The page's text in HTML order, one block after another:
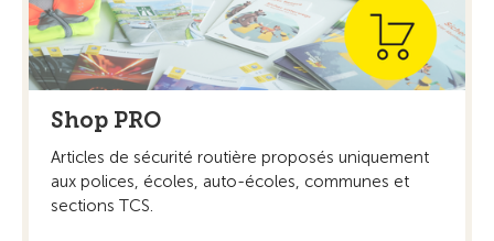
Shop PRO
Articles de sécurité routière proposés uniquement
aux polices, écoles, auto-écoles, communes et
sections TCS.